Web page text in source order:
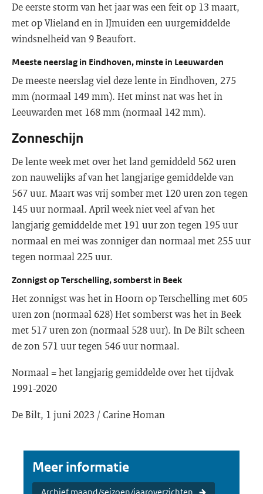
De eerste storm van het jaar was een feit op 13 maart,
met op Vlieland en in IJmuiden een uurgemiddelde
windsnelheid van 9 Beaufort.
Meeste neerslag in Eindhoven, minste in Leeuwarden
De meeste neerslag viel deze lente in Eindhoven, 275
mm (normaal 149 mm). Het minst nat was het in
Leeuwarden met 168 mm (normaal 142 mm).
Zonneschijn
De lente week met over het land gemiddeld 562 uren
zon nauwelijks af van het langjarige gemiddelde van
567 uur. Maart was vrij somber met 120 uren zon tegen
145 uur normaal. April week niet veel af van het
langjarig gemiddelde met 191 uur zon tegen 195 uur
normaal en mei was zonniger dan normaal met 255 uur
tegen normaal 225 uur.
Zonnigst op Terschelling, somberst in Beek
Het zonnigst was het in Hoorn op Terschelling met 605
uren zon (normaal 628) Het somberst was het in Beek
met 517 uren zon (normaal 528 uur). In De Bilt scheen
de zon 571 uur tegen 546 uur normaal.
Normaal = het langjarig gemiddelde over het tijdvak
1991-2020
De Bilt, 1 juni 2023 / Carine Homan
Meer informatie